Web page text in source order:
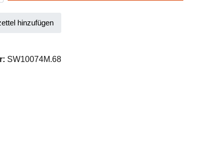
hinzufügen
SW10074M.68